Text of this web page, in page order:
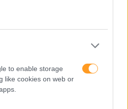
to enable storage
like cookies on web or
sabemos. Contudo, a